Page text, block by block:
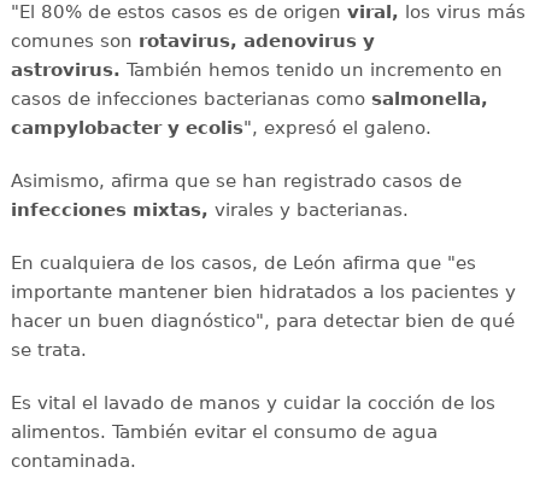
"El 80% de estos casos es de origen viral, los virus más
comunes son rotavirus, adenovirus y
astrovirus. También hemos tenido un incremento en
casos de infecciones bacterianas como salmonella,
campylobacter y ecolis", expresó el galeno.
Asimismo, afirma que se han registrado casos de
infecciones mixtas, virales y bacterianas.
En cualquiera de los casos, de León afirma que "es
importante mantener bien hidratados a los pacientes y
hacer un buen diagnóstico", para detectar bien de qué
se trata.
Es vital el lavado de manos y cuidar la cocción de los
alimentos. También evitar el consumo de agua
contaminada.